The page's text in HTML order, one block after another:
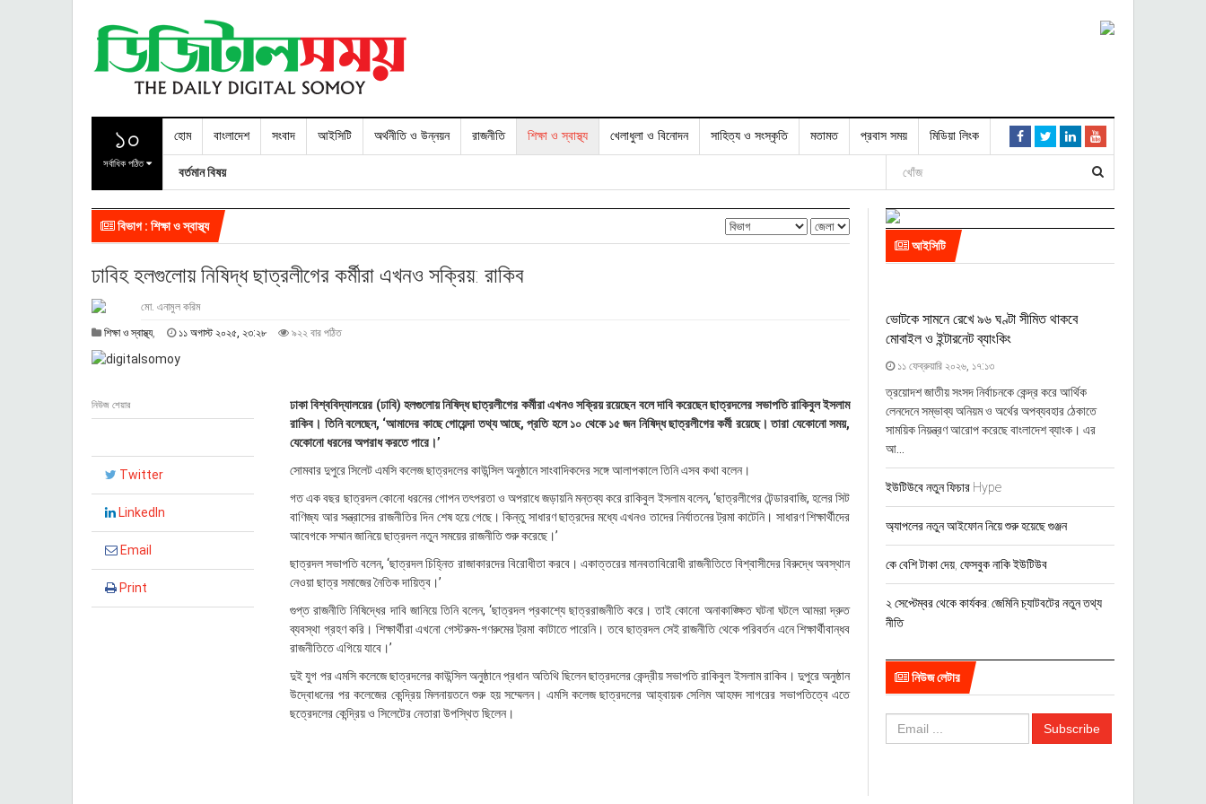
১০
সর্বাধিক পঠিত
হোম বাংলাদেশ সংবাদ আইসিটি অর্থনীতি ও উন্নয়ন রাজনীতি শিক্ষা ও স্বাস্থ্য খেলাধুলা ও বিনোদন সাহিত্য ও সংস্কৃতি মতামত প্রবাস সময় মিডিয়া লিংক
বর্তমান বিষয়
বিভাগ : শিক্ষা ও স্বাস্থ্য
ঢাবিহ হলগুলোয় নিষিদ্ধ ছাত্রলীগের কর্মীরা এখনও সক্রিয়: রাকিব
মো. এনামুল করিম
শিক্ষা ও স্বাস্থ্য, ১১ অগাস্ট ২০২৫, ২৩:২৮ ৯২২ বার পঠিত
ঢাকা বিশ্ববিদ্যালয়ের (ঢাবি) হলগুলোয় নিষিদ্ধ ছাত্রলীগের কর্মীরা এখনও সক্রিয় রয়েছেন বলে দাবি করেছেন ছাত্রদলের সভাপতি রাকিবুল ইসলাম
রাকিব। তিনি বলেছেন, ‘আমাদের কাছে গোয়েন্দা তথ্য আছে, প্রতি হলে ১০ থেকে ১৫ জন নিষিদ্ধ ছাত্রলীগের কর্মী রয়েছে। তারা যেকোনো সময়,
যেকোনো ধরনের অপরাধ করতে পারে।’
সোমবার দুপুরে সিলেট এমসি কলেজ ছাত্রদলের কাউন্সিল অনুষ্ঠানে সাংবাদিকদের সঙ্গে আলাপকালে তিনি এসব কথা বলেন।
গত এক বছর ছাত্রদল কোনো ধরনের গোপন তৎপরতা ও অপরাধে জড়ায়নি মন্তব্য করে রাকিবুল ইসলাম বলেন, ‘ছাত্রলীগের টেন্ডারবাজি, হলের সিট
বাণিজ্য আর সন্ত্রাসের রাজনীতির দিন শেষ হয়ে গেছে। কিন্তু সাধারণ ছাত্রদের মধ্যে এখনও তাদের নির্যাতনের ট্রমা কাটেনি। সাধারণ শিক্ষার্থীদের
আবেগকে সম্মান জানিয়ে ছাত্রদল নতুন সময়ের রাজনীতি শুরু করেছে।’
ছাত্রদল সভাপতি বলেন, ‘ছাত্রদল চিহ্নিত রাজাকারদের বিরোধীতা করবে। একাত্তরের মানবতাবিরোধী রাজনীতিতে বিশ্বাসীদের বিরুদ্ধে অবস্থান
নেওয়া ছাত্র সমাজের নৈতিক দায়িত্ব।’
গুপ্ত রাজনীতি নিষিদ্ধের দাবি জানিয়ে তিনি বলেন, ‘ছাত্রদল প্রকাশ্যে ছাত্ররাজনীতি করে। তাই কোনো অনাকাঙ্ক্ষিত ঘটনা ঘটলে আমরা দ্রুত
ব্যবস্থা গ্রহণ করি। শিক্ষার্থীরা এখনো গেস্টরুম-গণরুমের ট্রমা কাটাতে পারেনি। তবে ছাত্রদল সেই রাজনীতি থেকে পরিবর্তন এনে শিক্ষার্থীবান্ধব
রাজনীতিতে এগিয়ে যাবে।’
দুই যুগ পর এমসি কলেজে ছাত্রদলের কাউন্সিল অনুষ্ঠানে প্রধান অতিথি ছিলেন ছাত্রদলের কেন্দ্রীয় সভাপতি রাকিবুল ইসলাম রাকিব। দুপুরে অনুষ্ঠান
উদ্বোধনের পর কলেজের কেন্দ্রিয় মিলনায়তনে শুরু হয় সম্মেলন। এমসি কলেজ ছাত্রদলের আহ্বায়ক সেলিম আহমদ সাগরের সভাপতিত্বে এতে
ছত্রেদলের কেন্দ্রিয় ও সিলেটের নেতারা উপস্থিত ছিলেন।
নিউজ শেয়ার
Twitter
LinkedIn
Email
Print
আইসিটি
ভোটকে সামনে রেখে ৯৬ ঘণ্টা সীমিত থাকবে
মোবাইল ও ইন্টারনেট ব্যাংকিং
১১ ফেব্রুয়ারি ২০২৬, ১৭:১৩
ত্রয়োদশ জাতীয় সংসদ নির্বাচনকে কেন্দ্র করে আর্থিক
লেনদেনে সম্ভাব্য অনিয়ম ও অর্থের অপব্যবহার ঠেকাতে
সাময়িক নিয়ন্ত্রণ আরোপ করেছে বাংলাদেশ ব্যাংক। এর
আ...
ইউটিউবে নতুন ফিচার Hype
অ্যাপলের নতুন আইফোন নিয়ে শুরু হয়েছে গুঞ্জন
কে বেশি টাকা দেয়, ফেসবুক নাকি ইউটিউব
২ সেপ্টেম্বর থেকে কার্যকর: জেমিনি চ্যাটবটের নতুন তথ্য
নীতি
নিউজ লেটার